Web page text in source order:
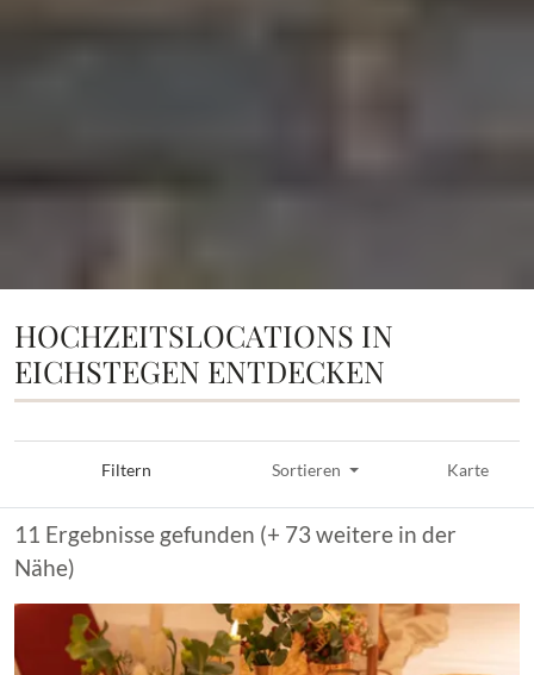
HOCHZEITSLOCATIONS IN
EICHSTEGEN ENTDECKEN
Filtern Sortieren Karte
11 Ergebnisse gefunden (+ 73 weitere in der
Nähe)